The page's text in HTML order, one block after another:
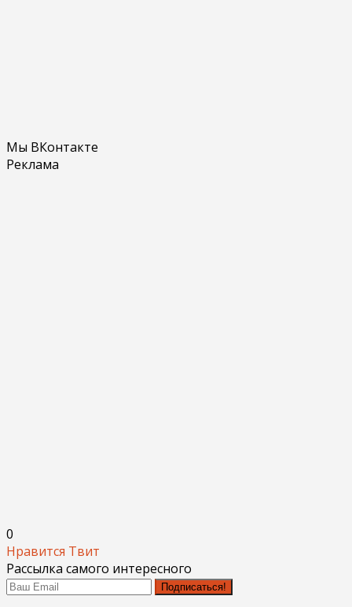
Мы ВКонтакте
Реклама
0
Нравится Твит
Рассылка самого интересного
Подписаться!